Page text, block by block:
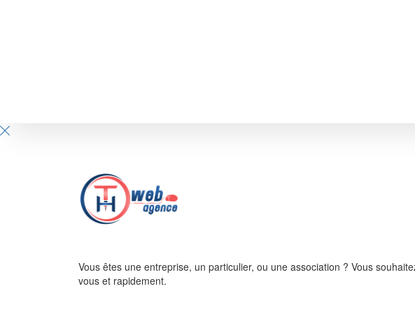
Vous êtes une entreprise, un particulier, ou une association ? Vous
vous et rapidement.